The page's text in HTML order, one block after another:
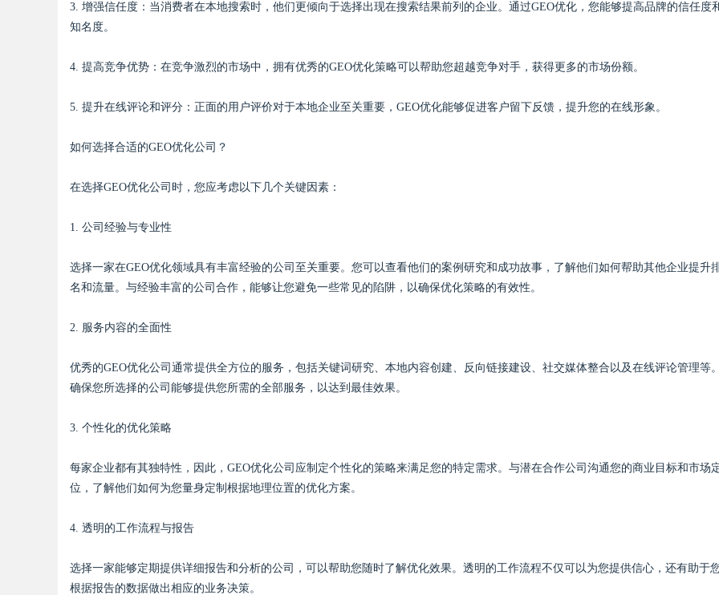
3. 增强信任度：当消费者在本地搜索时，他们更倾向于选择出现在搜索结果前列的企业。通过GEO优化，您能够提高品牌的信任度
知名度。
4. 提高竞争优势：在竞争激烈的市场中，拥有优秀的GEO优化策略可以帮助您超越竞争对手，获得更多的市场份额。
5. 提升在线评论和评分：正面的用户评价对于本地企业至关重要，GEO优化能够促进客户留下反馈，提升您的在线形象。
如何选择合适的GEO优化公司？
在选择GEO优化公司时，您应考虑以下几个关键因素：
1. 公司经验与专业性
选择一家在GEO优化领域具有丰富经验的公司至关重要。您可以查看他们的案例研究和成功故事，了解他们如何帮助其他企业提升
名和流量。与经验丰富的公司合作，能够让您避免一些常见的陷阱，以确保优化策略的有效性。
2. 服务内容的全面性
优秀的GEO优化公司通常提供全方位的服务，包括关键词研究、本地内容创建、反向链接建设、社交媒体整合以及在线评论管理等
确保您所选择的公司能够提供您所需的全部服务，以达到最佳效果。
3. 个性化的优化策略
每家企业都有其独特性，因此，GEO优化公司应制定个性化的策略来满足您的特定需求。与潜在合作公司沟通您的商业目标和市场
位，了解他们如何为您量身定制根据地理位置的优化方案。
4. 透明的工作流程与报告
选择一家能够定期提供详细报告和分析的公司，可以帮助您随时了解优化效果。透明的工作流程不仅可以为您提供信心，还有助于
根据报告的数据做出相应的业务决策。